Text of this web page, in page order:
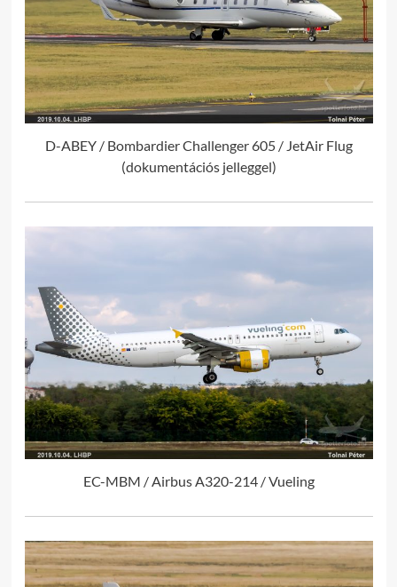
D-ABEY / Bombardier Challenger 605 / JetAir Flug
(dokumentációs jelleggel)
EC-MBM / Airbus A320-214 / Vueling